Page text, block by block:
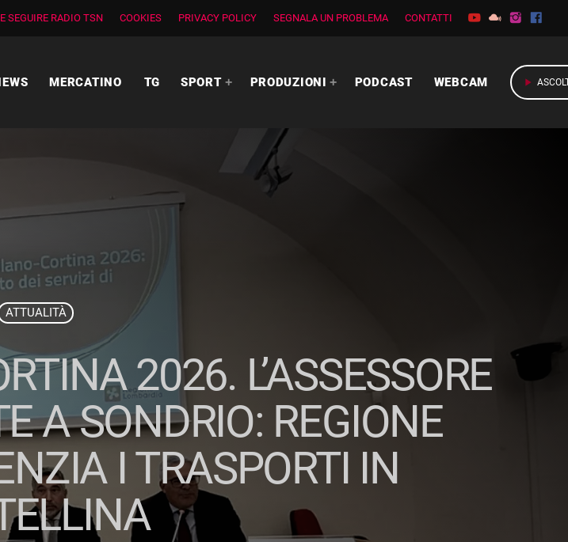
SEGUIRE RADIO TSN COOKIES PRIVACY POLICY SEGNALA UN PROBLEMA CONTATTI
MERCATINO TG SPORT PRODUZIONI PODCAST WEBCAM play_arrow
ATTUALITÀ
2026. L’ASSESSORE
A SONDRIO: REGIONE
I TRASPORTI IN